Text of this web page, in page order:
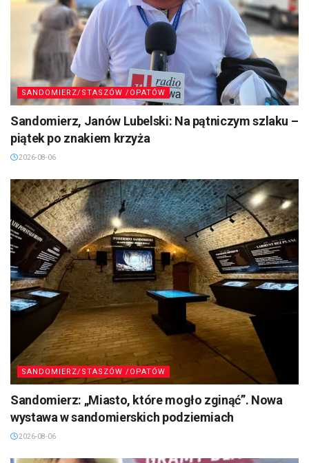
SANDOMIERZ/STASZÓW /OPATÓW
Sandomierz, Janów Lubelski: Na pątniczym szlaku –
piątek po znakiem krzyża
2026-08-06
SANDOMIERZ/STASZÓW /OPATÓW
Sandomierz: „Miasto, które mogło zginąć”. Nowa
wystawa w sandomierskich podziemiach
2026-08-06